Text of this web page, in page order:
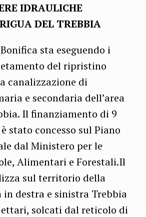
IDRAULICHE
DEL TREBBIA
sta eseguendo i
del ripristino
canalizzazione di
e secondaria dell’area
Il finanziamento di 9
stato concesso sul Piano
dal Ministero per le
Alimentari e Forestali.Il
sul territorio della
destra e sinistra Trebbia
solcati dal reticolo di